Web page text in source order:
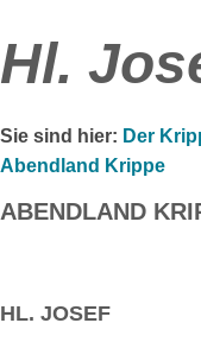
Hl.
Sie sind hier: Der
Abendland Krippe
ABENDLAND
HL. JOSEF